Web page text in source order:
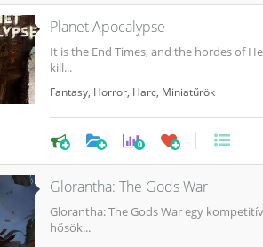
Planet Apocalypse
It is the End Times, and the hordes of
kill...
Fantasy Horror Harc Miniatűrök
0
Glorantha: The Gods War
Glorantha: The Gods War egy
hősök...